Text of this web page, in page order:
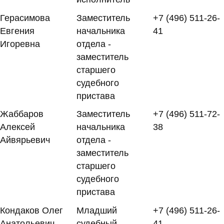
Герасимова
Евгения
Игоревна
Заместитель
начальника
отдела -
заместитель
старшего
судебного
пристава
+7 (496) 511-26-
41
Жаббаров
Алексей
Айвярьевич
Заместитель
начальника
отдела -
заместитель
старшего
судебного
пристава
+7 (496) 511-72-
38
Кондаков Олег
Младший
+7 (496) 511-26-